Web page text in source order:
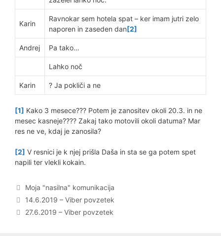
Karin
Ravnokar sem hotela spat – ker imam jutri zelo
naporen in zaseden dan[2]
Andrej Pa tako…
Lahko noč
Karin ? Ja pokliči a ne
[1] Kako 3 mesece??? Potem je zanositev okoli 20.3. in ne
mesec kasneje???? Zakaj tako motovili okoli datuma? Mar
res ne ve, kdaj je zanosila?
[2] V resnici je k njej prišla Daša in sta se ga potem spet
napili ter vlekli kokain.
Categories
Moja "nasilna" komunikacija
Post
navigation
14.6.2019 – Viber povzetek
27.6.2019 – Viber povzetek